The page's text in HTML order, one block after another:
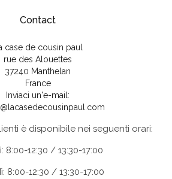
Contact
case de cousin paul
rue des Alouettes
37240 Manthelan
France
Inviaci un'e-mail:
è disponibile nei seguenti orari:
8:00-12:30 / 13:30-17:00
8:00-12:30 / 13:30-17:00